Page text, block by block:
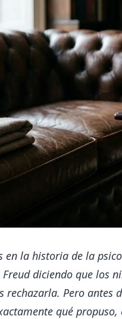
en la historia de la
diciendo que los
rechazarla. Pero antes
qué